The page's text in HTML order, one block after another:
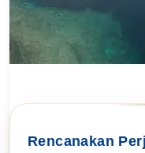
Rencanakan